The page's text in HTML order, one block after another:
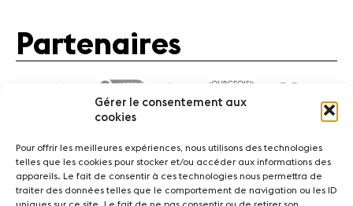
Gérer le consentement aux
cookies
Pour offrir les meilleures expériences, nous utilisons des technologies
telles que les cookies pour stocker et/ou accéder aux informations des
appareils. Le fait de consentir à ces technologies nous permettra de
traiter des données telles que le comportement de navigation ou les ID
Partenaires
ActualitésConcerts Bénévoles Médiation